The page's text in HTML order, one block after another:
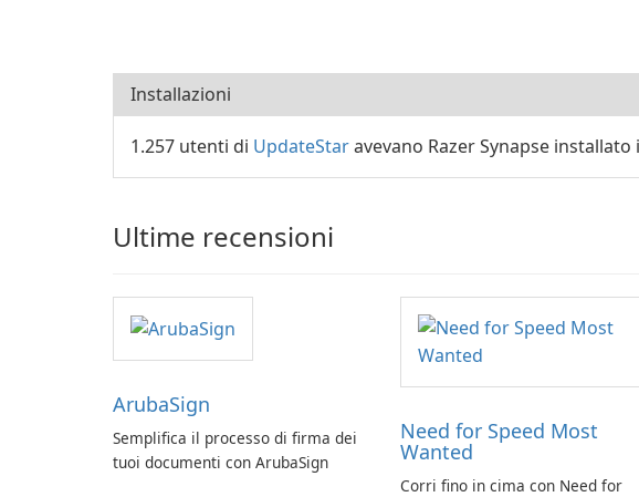
Installazioni
1.257 utenti di UpdateStaravevano Razer Synapse installato
Ultime recensioni
ArubaSign
Semplifica il processo di firma dei
tuoi documenti con ArubaSign
Need for Speed Most
Wanted
Corri fino in cima con Need for